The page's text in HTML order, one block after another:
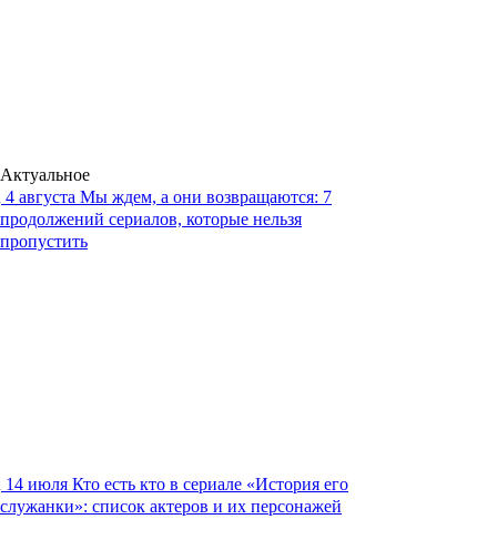
Актуальное
4 августа Мы ждем, а они возвращаются: 7
продолжений сериалов, которые нельзя
пропустить
14 июля Кто есть кто в сериале «История его
служанки»: список актеров и их персонажей